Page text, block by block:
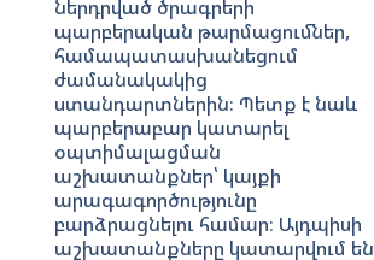
ներդրված ծրագրերի
պարբերական թարմացումներ,
համապատասխանեցում
ժամանակակից
ստանդարտներին։ Պետք է նաև
պարբերաբար կատարել
օպտիմալացման
աշխատանքներ՝ կայքի
արագագործությունը
բարձրացնելու համար։ Այդպիսի
աշխատանքները կատարվում են